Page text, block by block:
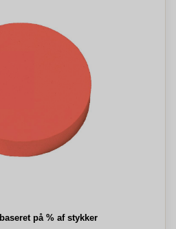
på % af stykker